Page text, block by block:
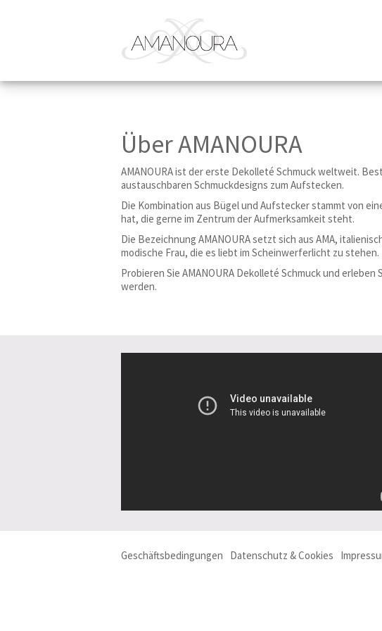
Über AMANOURA
AMANOURA ist der erste Dekolleté Schmuck weltweit.
austauschbaren Schmuckdesigns zum Aufstecken.
Die Kombination aus Bügel und Aufstecker stammt von
hat, die gerne im Zentrum der Aufmerksamkeit steht.
Die Bezeichnung AMANOURA setzt sich aus AMA,
modische Frau, die es liebt im Scheinwerferlicht zu stehen.
Probieren Sie AMANOURA Dekolleté Schmuck und
werden.
Geschäftsbedingungen Datenschutz & Cookies